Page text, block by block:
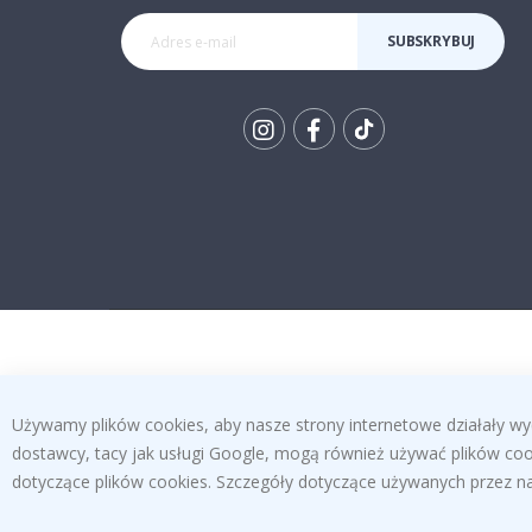
SUBSKRYBUJ
Używamy plików cookies, aby nasze strony internetowe działały
dostawcy, tacy jak usługi Google, mogą również używać plików
dotyczące plików cookies. Szczegóły dotyczące używanych przez